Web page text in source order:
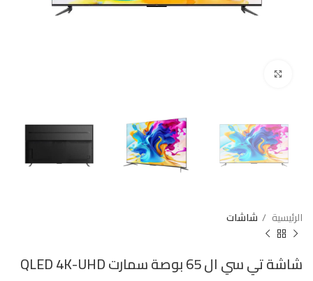
الرئيسية شاشات
شاشة تي سي ال 65 بوصة سمارت QLED 4K-UHD